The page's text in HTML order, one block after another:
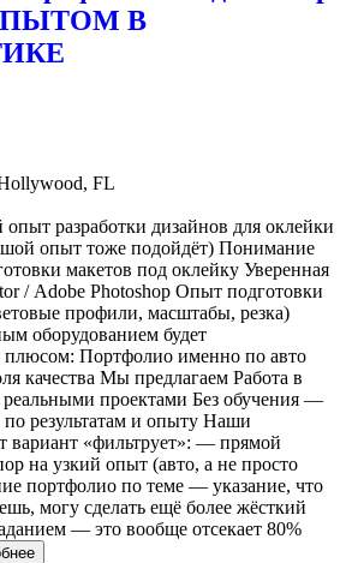
В
FL
разработки дизайнов для оклейки
опыт тоже подойдёт) Понимание
макетов под оклейку Уверенная
/ Adobe Photoshop Опыт подготовки
профили, масштабы, резка)
оборудованием будет
плюсом: Портфолио именно по авто
качества Мы предлагаем Работа в
реальными проектами Без обучения —
по результатам и опыту Наши
вариант «фильтрует»: — прямой
на узкий опыт (авто, а не просто
портфолио по теме — указание, что
могу сделать ещё более жёсткий
— это вообще отсекает 80%